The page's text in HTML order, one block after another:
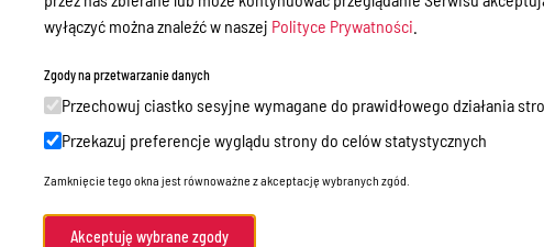
Sprawy załatwiane w urzędzie
Sprawy załatwiane internetowo
Oświadczenia majątkowe
e-Puap/ e-Doręczenia
Petycje
Praca
wyłączyć można znaleźć w naszej Polityce Prywatności
Zgody na przetwarzanie danych
Przechowuj ciastko sesyjne wymagane do prawidłowego działania
Przekazuj preferencje wyglądu strony do celów statystycznych
Zamknięcie tego okna jest równoważne z akceptację wybranych zgód.
Akceptuję wybrane zgody